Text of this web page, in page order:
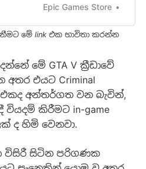
Pack, the fastest way to
Epic Games Store
මේ link එක භාවිතා කරන්න
මේ GTA V ක්‍රීඩාවේ
අතර එයට Criminal
එකද අන්තර්ගත වන බැවින්,
වියදම් කිරීමට in-game
ද හිමි වෙනවා.
විසිරී සිටින පරිගණක